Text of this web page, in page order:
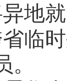
地
临
。